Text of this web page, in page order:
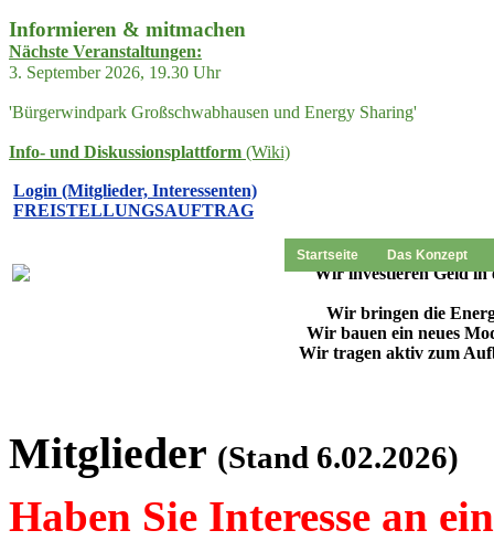
Informieren & mitmachen
Nächste Veranstaltungen:
3. September 2026, 19.30 Uhr
'Bürgerwindpark Großschwabhausen und Energy Sharing'
Info- und Diskussionsplattform (Wiki)
Login (Mitglieder, Interessenten)
FREISTELLUNGSAUFTRAG
Startseite Das Konzept
"Wir investieren Geld in
Wir bringen die
Wir bauen ein neues
Wir tragen aktiv zum
Mitglieder (Stand 6.02.2026)
Haben Sie Interesse an